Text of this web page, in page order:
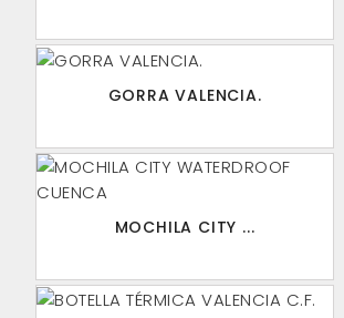
GORRA VALENCIA.
MOCHILA CITY ...